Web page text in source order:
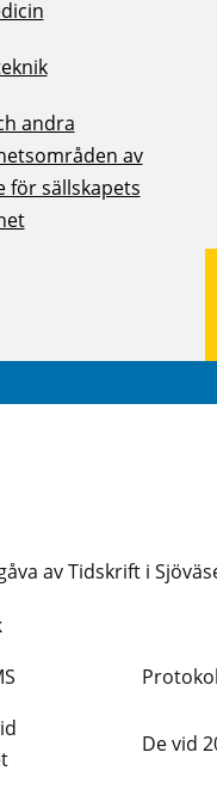
andra
av
för sällskapets
av Tidskrift i
De vid